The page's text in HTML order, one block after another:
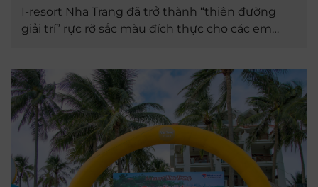
I-resort Nha Trang đã trở thành “thiên đường
giải trí” rực rỡ sắc màu đích thực cho các em